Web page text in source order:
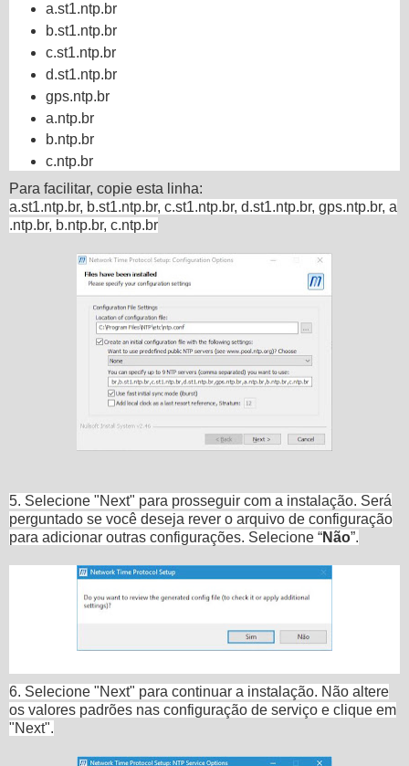
a.st1.ntp.br
b.st1.ntp.br
c.st1.ntp.br
d.st1.ntp.br
gps.ntp.br
a.ntp.br
b.ntp.br
c.ntp.br
Para facilitar, copie esta linha:
a.st1.ntp.br, b.st1.ntp.br, c.st1.ntp.br, d.st1.ntp.br, gps.ntp.br, a
.ntp.br, b.ntp.br, c.ntp.br
5. Selecione "Next" para prosseguir com a instalação. Será
perguntado se você deseja rever o arquivo de configuração
para adicionar outras configurações. Selecione “Não”.
6. Selecione "Next" para continuar a instalação. Não altere
os valores padrões nas configuração de serviço e clique em
"Next".